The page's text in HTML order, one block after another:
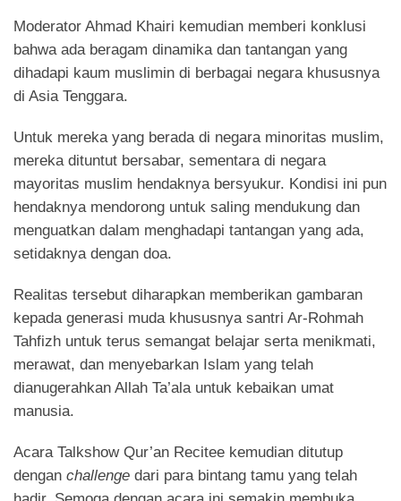
Moderator Ahmad Khairi kemudian memberi konklusi
bahwa ada beragam dinamika dan tantangan yang
dihadapi kaum muslimin di berbagai negara khususnya
di Asia Tenggara.
Untuk mereka yang berada di negara minoritas muslim,
mereka dituntut bersabar, sementara di negara
mayoritas muslim hendaknya bersyukur. Kondisi ini pun
hendaknya mendorong untuk saling mendukung dan
menguatkan dalam menghadapi tantangan yang ada,
setidaknya dengan doa.
Realitas tersebut diharapkan memberikan gambaran
kepada generasi muda khususnya santri Ar-Rohmah
Tahfizh untuk terus semangat belajar serta menikmati,
merawat, dan menyebarkan Islam yang telah
dianugerahkan Allah Ta’ala untuk kebaikan umat
manusia.
Acara Talkshow Qur’an Recitee kemudian ditutup
dengan challenge dari para bintang tamu yang telah